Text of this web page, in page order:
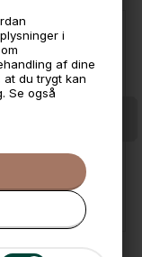
i
af dine
at du trygt kan
Se også
299,-